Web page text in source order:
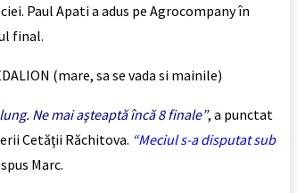
Paul Apati a adus pe Agrocompany în
final.
Ne mai aşteaptă încă 8 finale”, a punctat
Cetăţii Răchitova. “Meciul s-a disputat sub
Marc.